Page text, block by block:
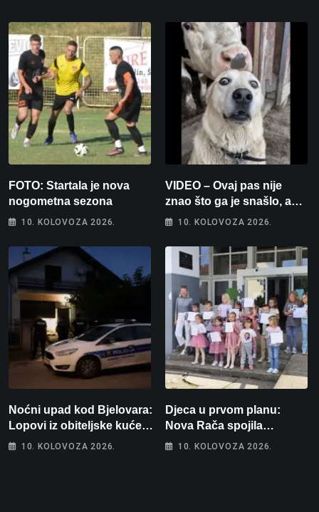
FOTO: Startala je nova
nogometna sezona
10. KOLOVOZA 2026.
VIDEO – Ovaj pas nije
znao što ga je snašlo, a
njegova reakcija je
10. KOLOVOZA 2026.
Noćni upad kod Bjelovara:
Lopovi iz obiteljske kuće
odnijeli novac i zlato
10. KOLOVOZA 2026.
Djeca u prvom planu:
Nova Rača spojila
nogomet, programiranje,
10. KOLOVOZA 2026.